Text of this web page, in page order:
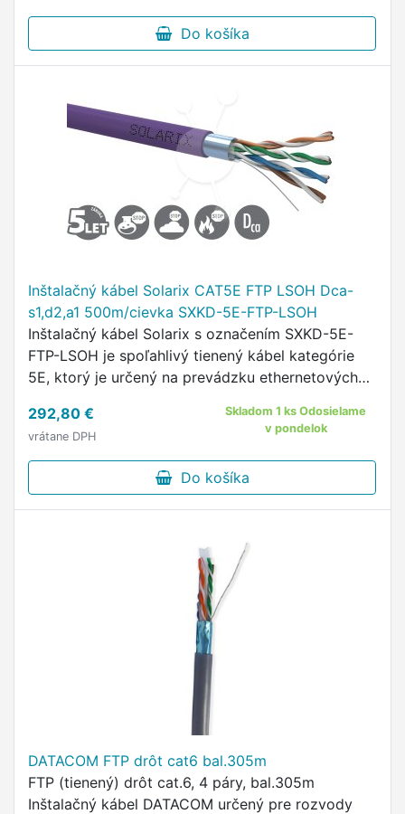
Do košíka
Inštalačný kábel Solarix CAT5E FTP LSOH Dca-
s1,d2,a1 500m/cievka SXKD-5E-FTP-LSOH
Inštalačný kábel Solarix s označením SXKD-5E-
FTP-LSOH je spoľahlivý tienený kábel kategórie
5E, ktorý je určený na prevádzku ethernetových
292,80 €
vrátane DPH
Skladom 1 ks Odosielame
v pondelok
Do košíka
DATACOM FTP drôt cat6 bal.305m
FTP (tienený) drôt cat.6, 4 páry, bal.305m
Inštalačný kábel DATACOM určený pre rozvody